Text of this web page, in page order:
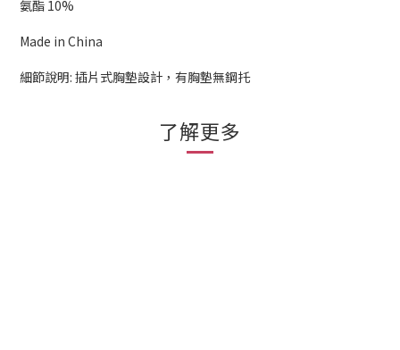
氨酯 10%
Made in China
細節說明: 插片式胸墊設計，有胸墊無鋼托
了解更多